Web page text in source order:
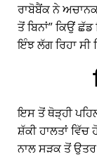
ਰਾਬੋਬੈਂਕ ਨੇ
ਤੋਂ ਬਿਨਾਂ ਕਿਉਂ ਛੱਡ
ਇੰਝ ਲੱਗ ਰਿਹਾ ਸੀ
ਇਸ ਤੋਂ ਥੋੜ੍ਹੀ
ਸ਼ੱਕੀ ਹਾਲਤਾਂ
ਨਾਲ ਸੜਕ ਤੋਂ